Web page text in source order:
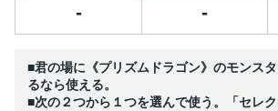
- -
■君の場に《プリズムドラゴン》のモンス
るなら使える。
■次の２つから１つを選んで使う。「セレ